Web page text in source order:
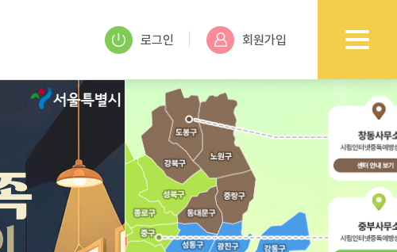
로그인 회원가입